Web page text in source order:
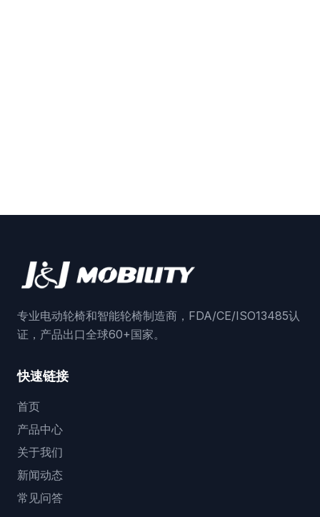
专业电动轮椅和智能轮椅制造商，FDA/CE/ISO13485认
证，产品出口全球60+国家。
快速链接
首页
产品中心
关于我们
新闻动态
常见问答